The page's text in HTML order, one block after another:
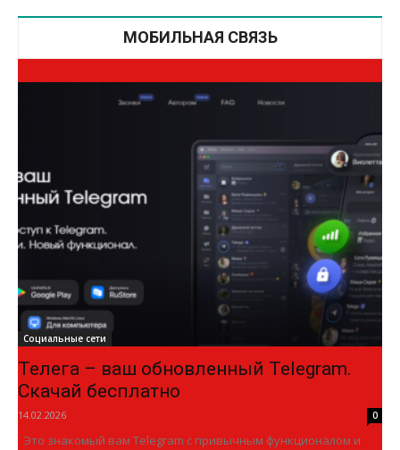
МОБИЛЬНАЯ СВЯЗЬ
Социальные сети
Телега – ваш обновленный Telegram.
Скачай бесплатно
14.02.2026 0
Это знакомый вам Telegram с привычным функционалом и